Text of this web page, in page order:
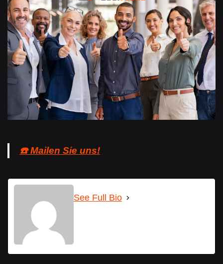
☎️ Mailen Sie uns!
See Full Bio